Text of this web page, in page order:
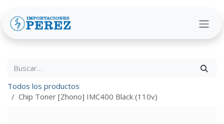
Todos los productos
Chip Toner [Zhono] IMC400 Black (110v)